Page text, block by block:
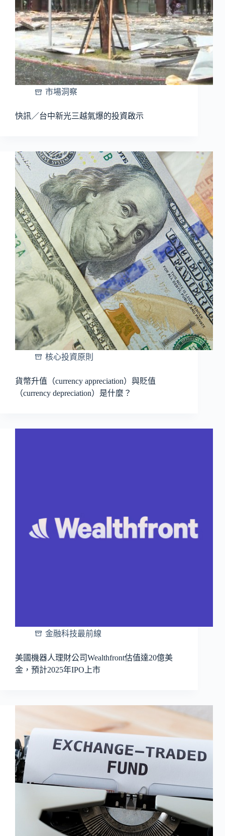
市場洞察
快訊／台中新光三越氣爆的投資啟示
核心投資原則
貨幣升值（currency appreciation）與貶值
（currency depreciation）是什麼？
金融科技最前線
美國機器人理財公司Wealthfront估值達20億美
金，預計2025年IPO上市